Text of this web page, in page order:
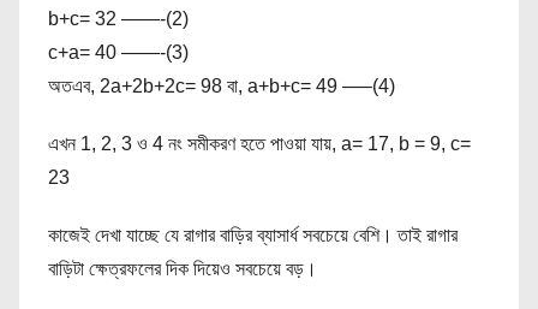
b+c= 32 ——-(2)
c+a= 40 ——-(3)
অতএব, 2a+2b+2c= 98 বা, a+b+c= 49 —–(4)
এখন 1, 2, 3 ও 4 নং সমীকরণ হতে পাওয়া যায়, a= 17, b = 9, c=
23
কাজেই দেখা যাচ্ছে যে রাগার বাড়ির ব্যাসার্ধ সবচেয়ে বেশি। তাই রাগার
বাড়িটা ক্ষেত্রফলের দিক দিয়েও সবচেয়ে বড়।